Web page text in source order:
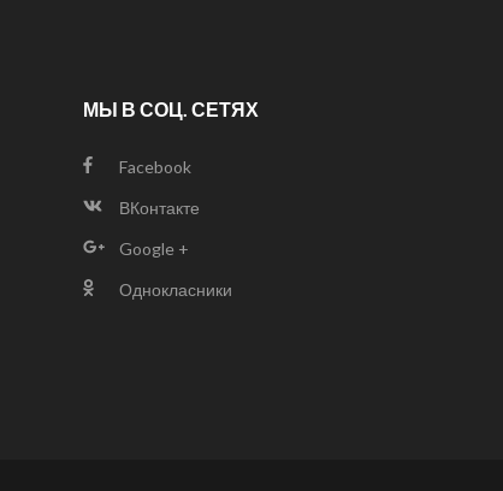
МЫ В СОЦ. СЕТЯХ
Facebook
ВКонтакте
Google +
Однокласники